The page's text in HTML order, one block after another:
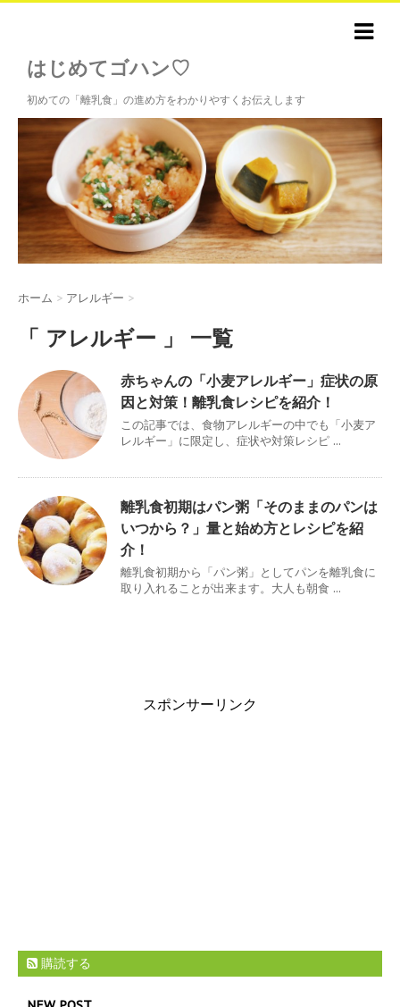
はじめてゴハン♡
初めての「離乳食」の進め方をわかりやすくお伝えします
ホーム > アレルギー >
「 アレルギー 」 一覧
赤ちゃんの「小麦アレルギー」症状の原
因と対策！離乳食レシピを紹介！
この記事では、食物アレルギーの中でも「小麦ア
レルギー」に限定し、症状や対策レシピ ...
離乳食初期はパン粥「そのままのパンは
いつから？」量と始め方とレシピを紹
介！
離乳食初期から「パン粥」としてパンを離乳食に
取り入れることが出来ます。大人も朝食 ...
スポンサーリンク
購読する